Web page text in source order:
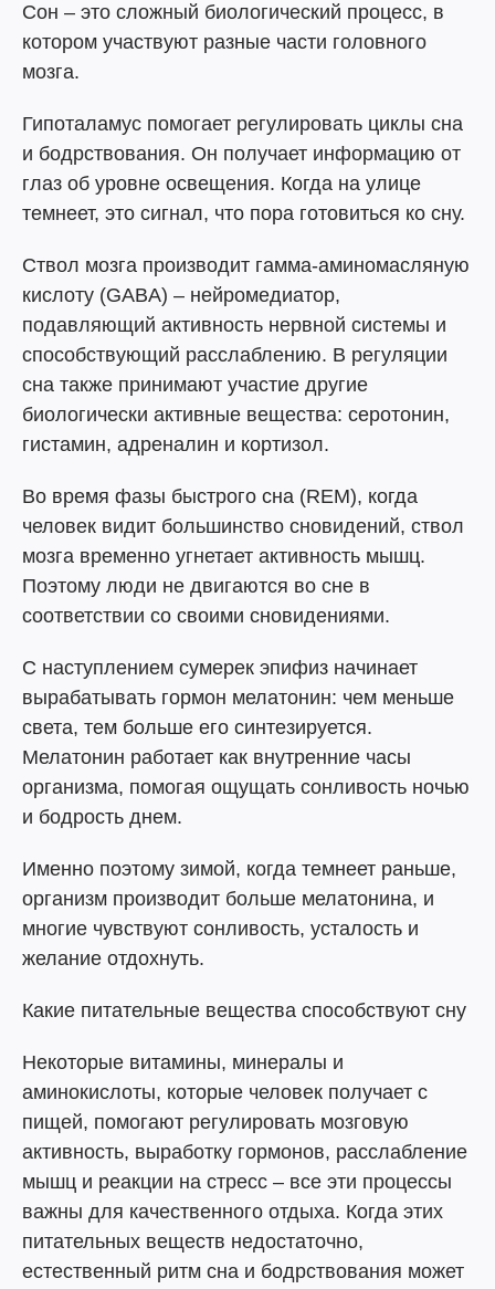
Сон – это сложный биологический процесс, в
котором участвуют разные части головного
мозга.
Гипоталамус помогает регулировать циклы сна
и бодрствования. Он получает информацию от
глаз об уровне освещения. Когда на улице
темнеет, это сигнал, что пора готовиться ко сну.
Ствол мозга производит гамма-аминомасляную
кислоту (GABA) – нейромедиатор,
подавляющий активность нервной системы и
способствующий расслаблению. В регуляции
сна также принимают участие другие
биологически активные вещества: серотонин,
гистамин, адреналин и кортизол.
Во время фазы быстрого сна (REM), когда
человек видит большинство сновидений, ствол
мозга временно угнетает активность мышц.
Поэтому люди не двигаются во сне в
соответствии со своими сновидениями.
С наступлением сумерек эпифиз начинает
вырабатывать гормон мелатонин: чем меньше
света, тем больше его синтезируется.
Мелатонин работает как внутренние часы
организма, помогая ощущать сонливость ночью
и бодрость днем.
Именно поэтому зимой, когда темнеет раньше,
организм производит больше мелатонина, и
многие чувствуют сонливость, усталость и
желание отдохнуть.
Какие питательные вещества способствуют сну
Некоторые витамины, минералы и
аминокислоты, которые человек получает с
пищей, помогают регулировать мозговую
активность, выработку гормонов, расслабление
мышц и реакции на стресс – все эти процессы
важны для качественного отдыха. Когда этих
питательных веществ недостаточно,
естественный ритм сна и бодрствования может